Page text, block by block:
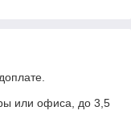
или офиса, до 3,5